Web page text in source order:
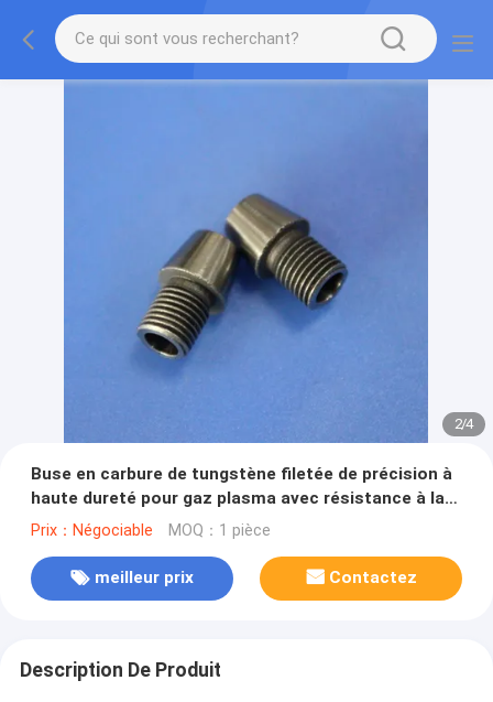
2/4
Buse en carbure de tungstène filetée de précision à
haute dureté pour gaz plasma avec résistance à la
corrosion
Prix：Négociable MOQ：1 pièce
meilleur prix Contactez
Description De Produit